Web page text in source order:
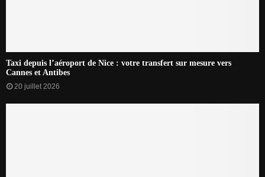
Taxi depuis l’aéroport de Nice : votre transfert sur mesure vers
Cannes et Antibes
20 juillet 2026